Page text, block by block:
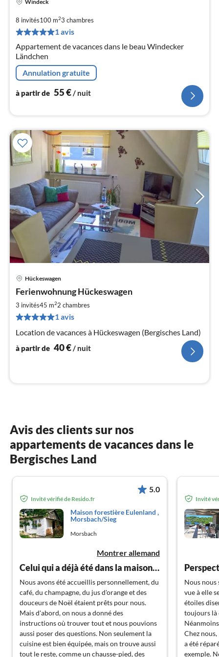
Windeck
8 invités100 m23 chambres
1 avis
Appartement de vacances dans le beau Windecker
Ländchen
Annulation gratuite
à partir de 55€/ nuit
Hückeswagen
Ferienwohnung Hückeswagen
3 invités45 m22 chambres
1 avis
Location de vacances à Hückeswagen (Bergisches Land)
à partir de 40€/ nuit
Avis des clients sur nos
appartements de vacances dans le
Bergisches Land
5.0
Invité vérifié de Resido.fr
Maison forestière Eulenland ,
Morsbach/Sieg
Morsbach
Montrer allemand
Celui qui a déjà été dans la maison sait pourquoi elle s'appelle "Pays des hiboux".
Nous avons été accueillis personnellement, du
café, du champagne, du jus d'orange et des
douceurs de Noël étaient prêts pour nous.
Mais d'abord, on nous a donné des
instructions où trouver tout et nous pouvions
aussi poser des questions. Non seulement la
cuisine est bien équipée, mais on trouve aussi
tout le reste, comme un chausse-pied, des
Invité
Nous nous
vue à elle
étoiles
toujours là
Chez
a été
exemple.